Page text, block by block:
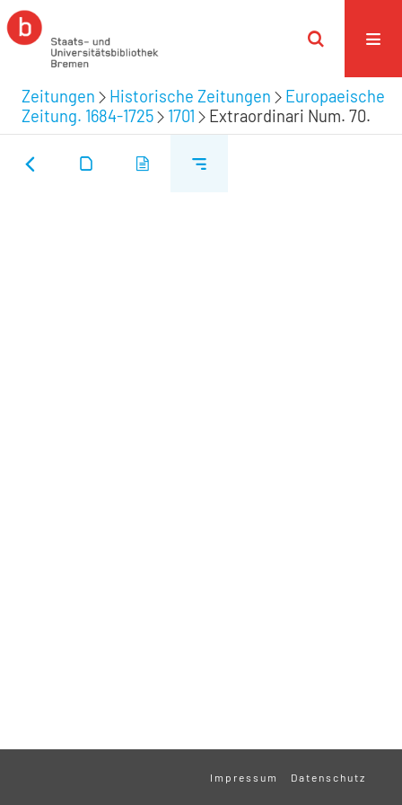
Zeitungen Historische Zeitungen
Europaeische
Zeitung. 1684-1725
1701 Extraordinari Num. 70.
Impressum Datenschutz